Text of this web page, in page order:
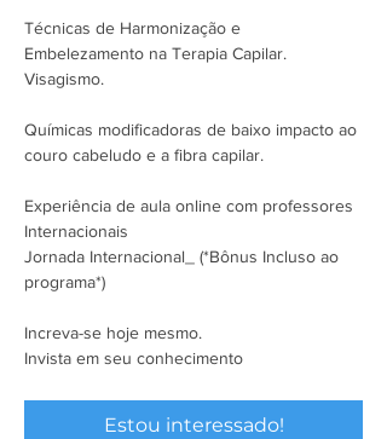
Técnicas de Harmonização e
Embelezamento na Terapia Capilar.
Visagismo.
Químicas modificadoras de baixo impacto ao
couro cabeludo e a fibra capilar.
Experiência de aula online com professores
Internacionais
Jornada Internacional_ (*Bônus Incluso ao
programa*)
Increva-se hoje mesmo.
Invista em seu conhecimento
Estou interessado!